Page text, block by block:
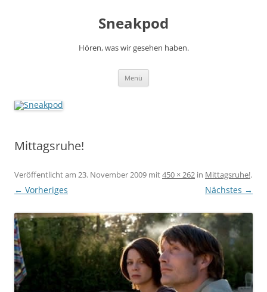
Sneakpod
Hören, was wir gesehen haben.
Menü
Mittagsruhe!
Veröffentlicht am 23. November 2009 mit450 × 262 in Mittagsruhe!.
← Vorheriges Nächstes →